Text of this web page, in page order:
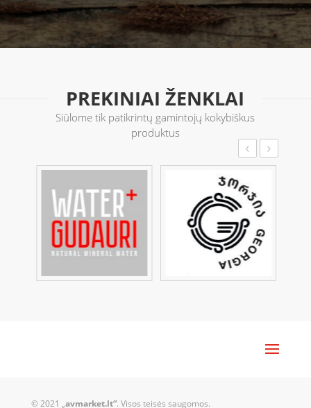
PREKINIAI ŽENKLAI
Siūlome tik patikrintų gamintojų kokybiškus
produktus
‹ ›
© 2021 „avmarket.lt“. Visos teisės saugomos.